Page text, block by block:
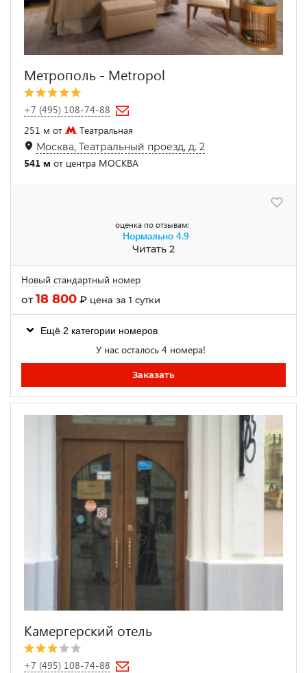
Метрополь - Metropol
+7 (495) 108-74-88
251 м от
Театральная
Москва, Театральный проезд, д. 2
541 м от центра МОСКВА
оценка по отзывам:
Нормально 4.9
Читать 2
Новый стандартный номер
от18 800 ₽ цена за 1 сутки
Ещё 2 категории номеров
У нас осталось 4 номера!
Заказать
Камергерский отель
+7 (495) 108-74-88